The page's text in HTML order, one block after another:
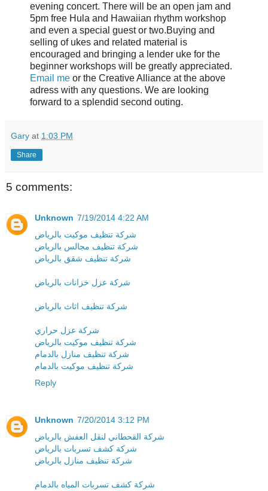
evening concert. There will be an open jam and
5pm free Hula and Hawaiian rhythm workshop
and even a special guest or two.Buying and
selling of ukes and related material is
encouraged and bringing a lender uke for the
beginner workshops will be greatly appreciated.
Email me or the Creative Alliance at the above
adress with any questions. We are looking
forward to a splendid second outing.
Gary at 1:03 PM
Share
5 comments:
Unknown 7/19/2014 4:22 AM
شركة تنظيف موكيت بالرياض
شركة تنظيف مجالس بالرياض
شركة تنظيف شقق بالرياض
شركة عزل خزانات بالرياض
شركة تنظيف اثاث بالرياض
شركة عزل حراري
شركة تنظيف موكيت بالرياض
شركة تنظيف منازل بالدمام
شركة تنظيف موكيت بالدمام
Reply
Unknown 7/20/2014 3:12 PM
شركة القحطاني لنقل العفش بالرياض
شركة كشف تسربات بالرياض
شركة تنظيف منازل بالرياض
شركة كشف تسربات المياه بالدمام